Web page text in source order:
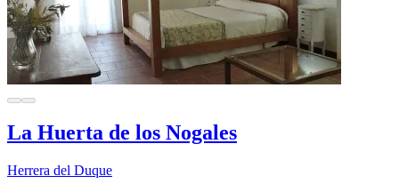
La Huerta de los Nogales
Herrera del Duque